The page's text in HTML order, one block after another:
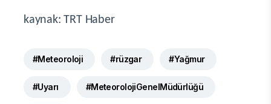
kaynak: TRT Haber
#Meteoroloji #rüzgar #Yağmur
#Uyarı #MeteorolojiGenelMüdürlüğü